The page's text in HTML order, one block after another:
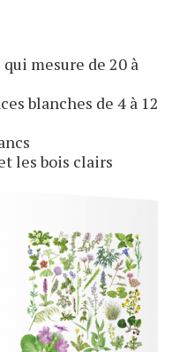
mesure de 20 à
blanches de 4 à 12
les bois clairs